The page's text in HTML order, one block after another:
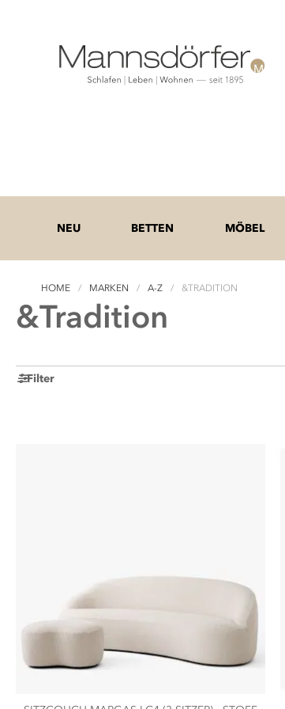
NEU BETTEN MÖBEL
HOME MARKEN A-Z &TRADITION
&Tradition
Filter